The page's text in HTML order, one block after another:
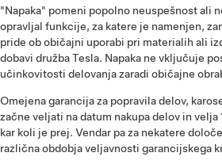
"Napaka" pomeni popolno neuspešnost ali
opravljal funkcije, za katere je namenjen,
pride ob običajni uporabi pri materialih ali
dobavi družba Tesla. Napaka ne vključuje
učinkovitosti delovanja zaradi običajne
Omejena garancija za popravila delov,
začne veljati na datum nakupa delov in
kar koli je prej. Vendar pa za nekatere
različna obdobja veljavnosti garancijskega